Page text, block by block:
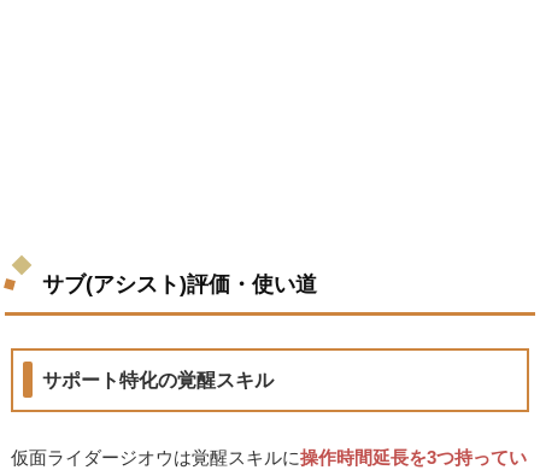
サブ(アシスト)評価・使い道
サポート特化の覚醒スキル
仮面ライダージオウは覚醒スキルに操作時間延長を3つ持ってい